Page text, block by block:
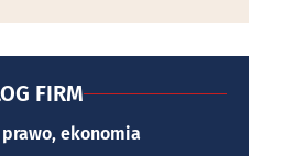
FIRM
prawo, ekonomia